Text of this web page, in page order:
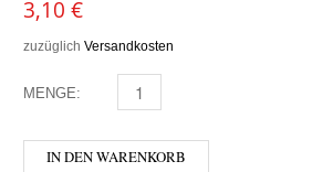
3,10 €
zuzüglich Versandkosten
MENGE: ANDECHSER - WEISSBIER
IN DEN WARENKORB